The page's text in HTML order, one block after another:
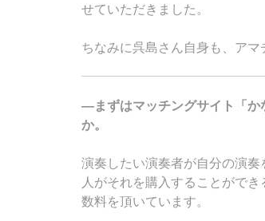
せていただきました。
ちなみに呉島さん自身も、アマ
―まずはマッチングサイト「か
か。
演奏したい演奏者が自分の演奏
人がそれを購入することがで
数料を頂いています。